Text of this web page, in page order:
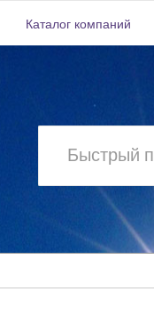
Каталог компаний